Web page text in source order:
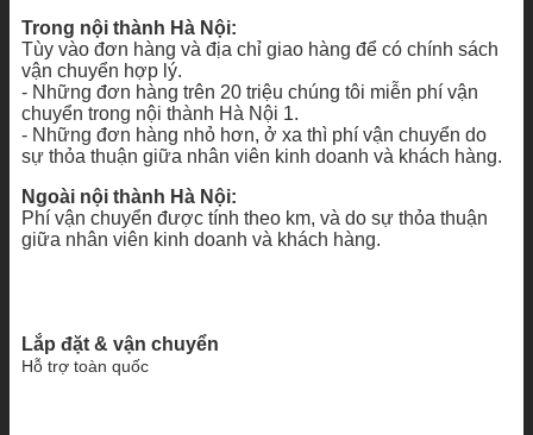
Trong nội thành Hà Nội:
Tùy vào đơn hàng và địa chỉ giao hàng để có chính sách
vận chuyển hợp lý.
- Những đơn hàng trên 20 triệu chúng tôi miễn phí vận
chuyển trong nội thành Hà Nội 1.
- Những đơn hàng nhỏ hơn, ở xa thì phí vận chuyển do
sự thỏa thuận giữa nhân viên kinh doanh và khách hàng.
Ngoài nội thành Hà Nội:
Phí vận chuyển được tính theo km, và do sự thỏa thuận
giữa nhân viên kinh doanh và khách hàng.
Lắp đặt & vận chuyển
Hỗ trợ toàn quốc